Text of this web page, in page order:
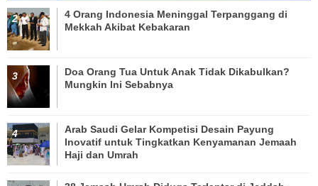
4 Orang Indonesia Meninggal Terpanggang di
Mekkah Akibat Kebakaran
Doa Orang Tua Untuk Anak Tidak Dikabulkan?
Mungkin Ini Sebabnya
Arab Saudi Gelar Kompetisi Desain Payung
Inovatif untuk Tingkatkan Kenyamanan Jemaah
Haji dan Umrah